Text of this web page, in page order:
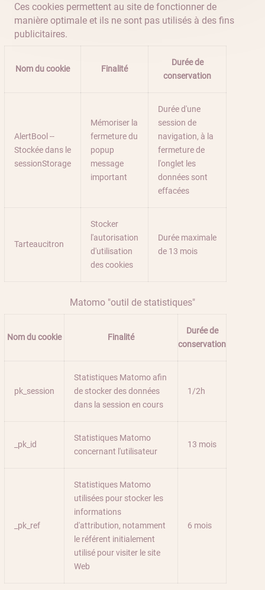
Ces cookies permettent au site de fonctionner de
manière optimale et ils ne sont pas utilisés à des fins
publicitaires.
Nom du cookie Finalité
Durée de
conservation
AlertBool --
Stockée dans le
sessionStorage
Mémoriser la
fermeture du
popup
message
important
Durée d'une
session de
navigation, à la
fermeture de
l'onglet les
données sont
effacées
Tarteaucitron
Stocker
l'autorisation
d'utilisation
des cookies
Durée maximale
de 13 mois
Matomo "outil de statistiques"
Nom du cookie Finalité
Durée de
conservation
pk_session
Statistiques Matomo afin
de stocker des données
dans la session en cours
1/2h
_pk_id
Statistiques Matomo
concernant l'utilisateur
13 mois
_pk_ref
Statistiques Matomo
utilisées pour stocker les
informations
d'attribution, notamment
le référent initialement
utilisé pour visiter le site
Web
6 mois